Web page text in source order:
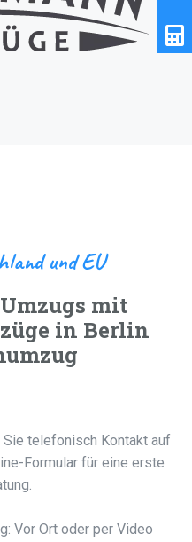
und EU
mit
in Berlin
Sie telefonisch Kontakt auf
Formular für eine erste
Vor Ort oder per Video